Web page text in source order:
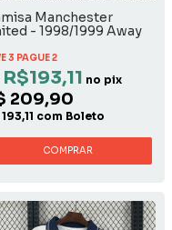
Manchester
- 1998/1999 Away
3 PAGUE 2
R$193,11 no pix
209,90
193,11 com Boleto
COMPRAR